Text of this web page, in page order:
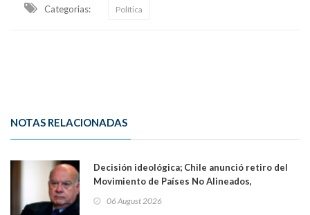
Categorias: Política
NOTAS RELACIONADAS
Decisión ideológica; Chile anunció retiro del
Movimiento de Países No Alineados,
1971. Excanciller Insulza lamentó decisión
06 August 2026